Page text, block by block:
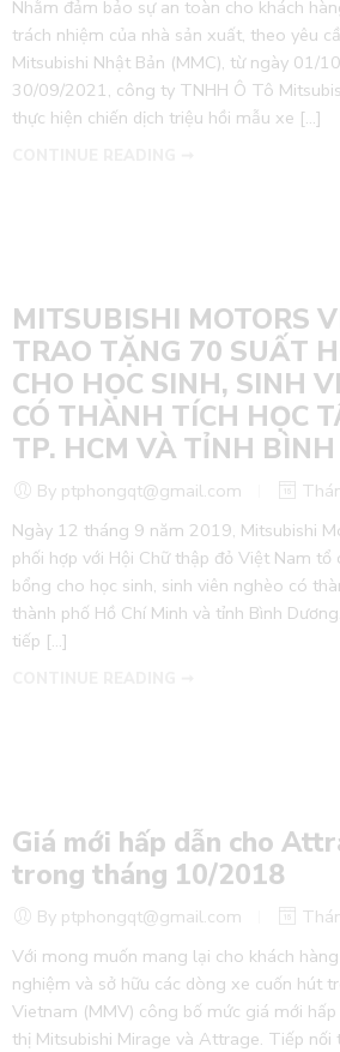
Nhằm đảm bảo sự an toàn cho khách
trách nhiệm của nhà sản xuất, theo yêu
Mitsubishi Nhật Bản (MMC), từ ngày 01/
30/09/2021, công ty TNHH Ô Tô
thực hiện chiến dịch triệu hồi mẫu xe […]
MITSUBISHI MOTORS
TRAO TẶNG 70 SUẤT
CHO HỌC SINH, SINH
CÓ THÀNH TÍCH HỌC
TP. HCM VÀ TỈNH
By ptphongqt@gmail.com
Ngày 12 tháng 9 năm 2019, Mitsubishi
phối hợp với Hội Chữ thập đỏ Việt Nam tổ
bổng cho học sinh, sinh viên nghèo có
thành phố Hồ Chí Minh và tỉnh Bình
tiếp […]
Giá mới hấp dẫn cho
trong tháng 10/2018
By ptphongqt@gmail.com
Với mong muốn mang lại cho khách
nghiệm và sở hữu các dòng xe cuốn hút
Vietnam (MMV) công bố mức giá mới
thị Mitsubishi Mirage và Attrage. Tiếp